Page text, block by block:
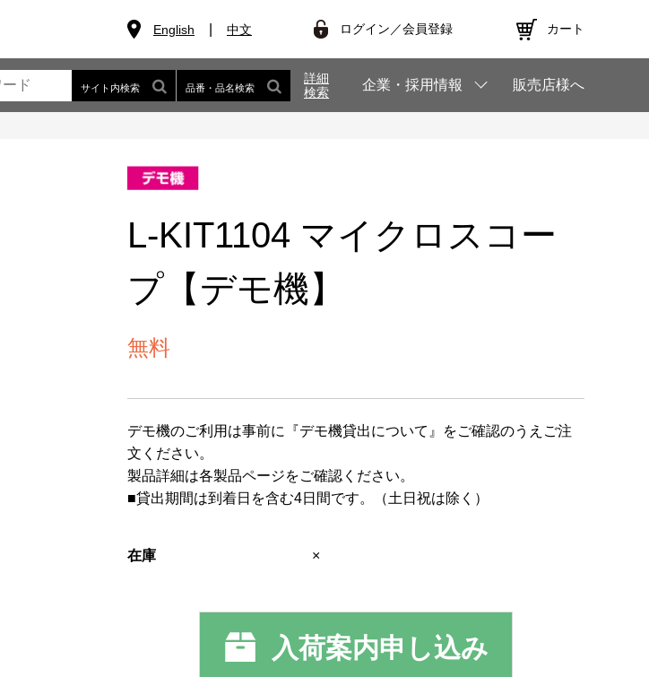
English 中文 ログイン／会員登録 カート
サイト内検索 品番・品名検索
詳細
検索
企業・採用情報 販売店様へ
L-KIT1104 マイクロスコー
プ【デモ機】
無料
デモ機のご利用は事前に 『デモ機貸出について』
をご確認のうえご注
文ください。
製品詳細は各製品ページをご確認ください。
■貸出期間は到着日を含む4日間です。（土日祝は除く）
在庫 ×
入荷案内申し込み